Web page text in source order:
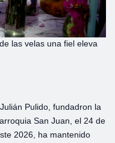
las velas una fiel eleva
Pulido, fundadron la
San Juan, el 24 de
2026, ha mantenido